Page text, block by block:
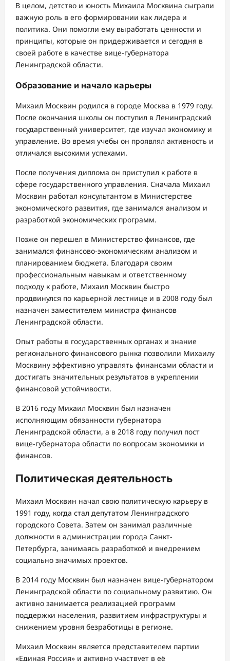
В целом, детство и юность Михаила Москвина сыграли
важную роль в его формировании как лидера и
политика. Они помогли ему выработать ценности и
принципы, которые он придерживается и сегодня в
своей работе в качестве вице-губернатора
Ленинградской области.
Образование и начало карьеры
Михаил Москвин родился в городе Москва в 1979 году.
После окончания школы он поступил в Ленинградский
государственный университет, где изучал экономику и
управление. Во время учебы он проявлял активность и
отличался высокими успехами.
После получения диплома он приступил к работе в
сфере государственного управления. Сначала Михаил
Москвин работал консультантом в Министерстве
экономического развития, где занимался анализом и
разработкой экономических программ.
Позже он перешел в Министерство финансов, где
занимался финансово-экономическим анализом и
планированием бюджета. Благодаря своим
профессиональным навыкам и ответственному
подходу к работе, Михаил Москвин быстро
продвинулся по карьерной лестнице и в 2008 году был
назначен заместителем министра финансов
Ленинградской области.
Опыт работы в государственных органах и знание
регионального финансового рынка позволили Михаилу
Москвину эффективно управлять финансами области и
достигать значительных результатов в укреплении
финансовой устойчивости.
В 2016 году Михаил Москвин был назначен
исполняющим обязанности губернатора
Ленинградской области, а в 2018 году получил пост
вице-губернатора области по вопросам экономики и
финансов.
Политическая деятельность
Михаил Москвин начал свою политическую карьеру в
1991 году, когда стал депутатом Ленинградского
городского Совета. Затем он занимал различные
должности в администрации города Санкт-
Петербурга, занимаясь разработкой и внедрением
социально значимых проектов.
В 2014 году Москвин был назначен вице-губернатором
Ленинградской области по социальному развитию. Он
активно занимается реализацией программ
поддержки населения, развитием инфраструктуры и
снижением уровня безработицы в регионе.
Михаил Москвин является представителем партии
«Единая Россия» и активно участвует в её